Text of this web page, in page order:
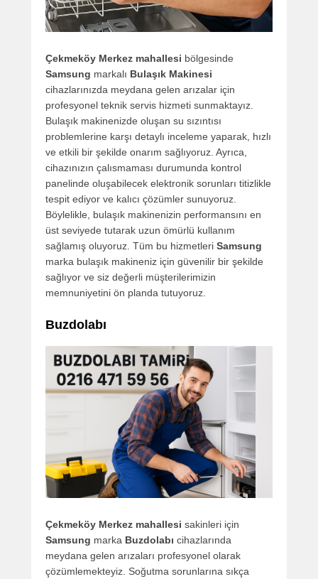
Çekmeköy Merkez mahallesi bölgesinde
Samsung markalı Bulaşık Makinesi
cihazlarınızda meydana gelen arızalar için
profesyonel teknik servis hizmeti sunmaktayız.
Bulaşık makinenizde oluşan su sızıntısı
problemlerine karşı detaylı inceleme yaparak, hızlı
ve etkili bir şekilde onarım sağlıyoruz. Ayrıca,
cihazınızın çalısmaması durumunda kontrol
panelinde oluşabilecek elektronik sorunları titizlikle
tespit ediyor ve kalıcı çözümler sunuyoruz.
Böylelikle, bulaşık makinenizin performansını en
üst seviyede tutarak uzun ömürlü kullanım
sağlamış oluyoruz. Tüm bu hizmetleri Samsung
marka bulaşık makineniz için güvenilir bir şekilde
sağlıyor ve siz değerli müşterilerimizin
memnuniyetini ön planda tutuyoruz.
Buzdolabı
Çekmeköy Merkez mahallesi sakinleri için
Samsung marka Buzdolabı cihazlarında
meydana gelen arızaları profesyonel olarak
çözümlemekteyiz. Soğutma sorunlarına sıkça